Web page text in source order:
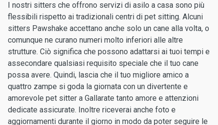
I nostri sitters che offrono servizi di asilo a casa sono più
flessibili rispetto ai tradizionali centri di pet sitting. Alcuni
sitters Pawshake accettano anche solo un cane alla volta, o
comunque ne curano numeri molto inferiori alle altre
strutture. Ciò significa che possono adattarsi ai tuoi tempi e
assecondare qualsiasi requisito speciale che il tuo cane
possa avere. Quindi, lascia che il tuo migliore amico a
quattro zampe si goda la giornata con un divertente e
amorevole pet sitter a Gallarate tanto amore e attenzioni
dedicate assicurate. Inoltre riceverai anche foto e
aggiornamenti durante il giorno in modo da poter seguire le